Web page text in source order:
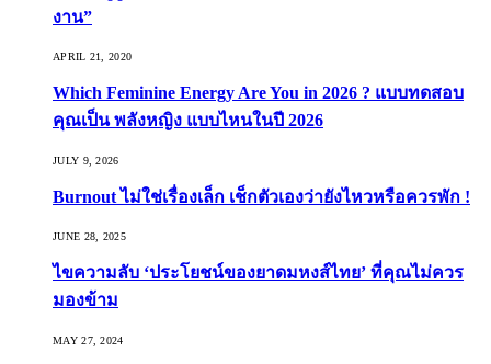
งาน”
APRIL 21, 2020
Which Feminine Energy Are You in 2026 ? แบบทดสอบ
คุณเป็น พลังหญิง แบบไหนในปี 2026
JULY 9, 2026
Burnout ไม่ใช่เรื่องเล็ก เช็กตัวเองว่ายังไหวหรือควรพัก !
JUNE 28, 2025
ไขความลับ ‘ประโยชน์ของยาดมหงส์ไทย’ ที่คุณไม่ควร
มองข้าม
MAY 27, 2024